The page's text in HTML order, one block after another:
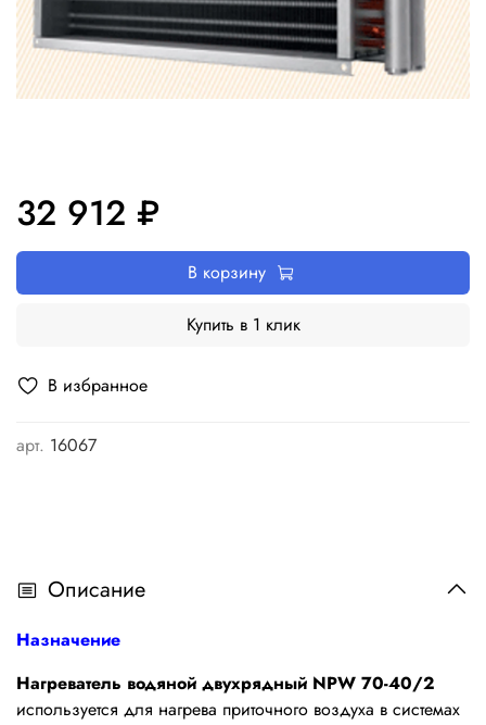
В избранное
арт. 16067
32 912 ₽
В корзину
Купить в 1 клик
Описание
Назначение
Нагреватель водяной двухрядный NPW 70-40/2
используется для нагрева приточного воздуха в системах